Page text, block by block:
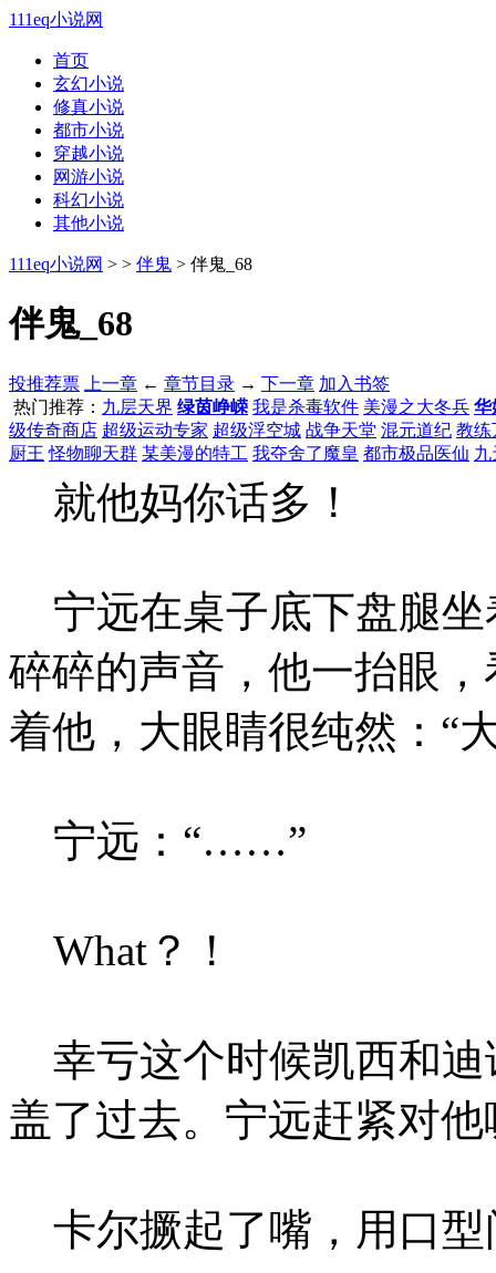
111eq小说网
首页
玄幻小说
修真小说
都市小说
穿越小说
网游小说
科幻小说
其他小说
111eq小说网 > > 伴鬼 > 伴鬼_68
伴鬼_68
投推荐票 上一章 ← 章节目录 → 下一章 加入书签
热门推荐： 九层天界 绿茵峥嵘 我是杀毒软件 美漫之大冬兵 华
级传奇商店 超级运动专家 超级浮空城 战争天堂 混元道纪 教练
厨王 怪物聊天群 某美漫的特工 我夺舍了魔皇 都市极品医仙 九
就他妈你话多！
宁远在桌子底下盘腿坐
碎碎的声音，他一抬眼
着他，大眼睛很纯然：“
宁远：“……”
What？！
幸亏这个时候凯西和迪
盖了过去。宁远赶紧对
卡尔撅起了嘴，用口型